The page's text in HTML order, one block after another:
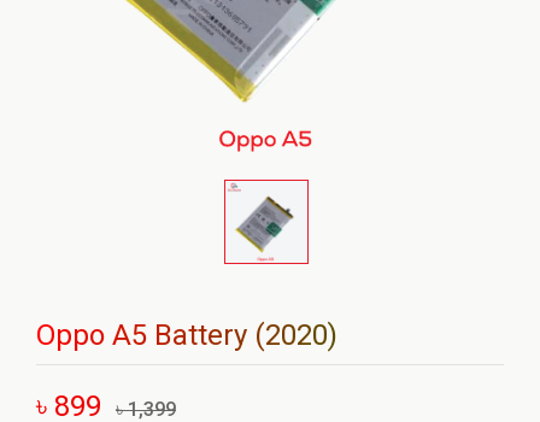
Oppo A5 Battery (2020)
৳ 899 ৳ 1,399